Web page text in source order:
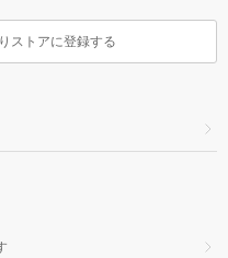
ストアに登録する